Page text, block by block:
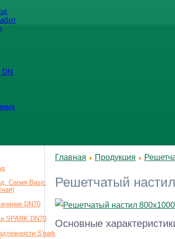
DN
Серия Basic
DN70
SPARK DN70
S'park
Главная Продукция
Решетчатый
Основные